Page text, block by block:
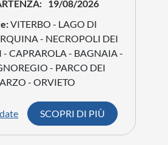
19/08/2026
VITERBO - LAGO DI
- NECROPOLI DEI
CAPRAROLA - BAGNAIA -
- PARCO DEI
- ORVIETO
SCOPRI DI PIÙ